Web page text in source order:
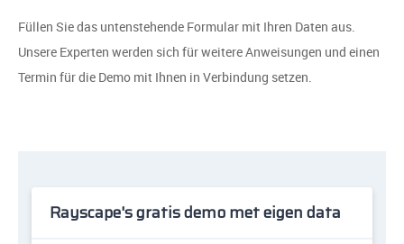
Füllen Sie das untenstehende Formular mit Ihren Daten aus.
Unsere Experten werden sich für weitere Anweisungen und einen
Termin für die Demo mit Ihnen in Verbindung setzen.